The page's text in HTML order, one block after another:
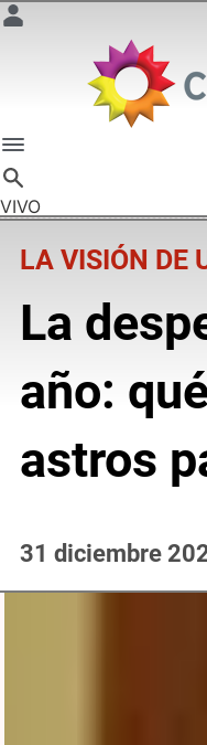
VIVO
LA VISIÓN DE
La
año:
astros
31 diciembre